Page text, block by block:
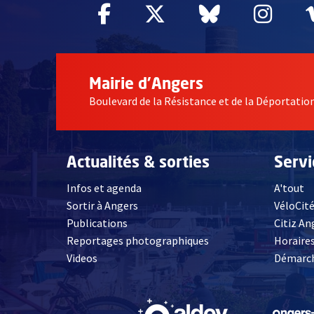
Facebook
, Ouvre une nouvelle
Twitter
, Ouvre une
Bluesky
, Ouvre
,
Mairie d'Angers
Boulevard de la Résistance et de la Déportation
Actualités & sorties
Infos et agenda
Sortir à Angers
Publications
Reportages photographiques
Videos, Ouvre une nouvelle fenêtre
A'tout
VéloCité
Citiz
, Ouvre une